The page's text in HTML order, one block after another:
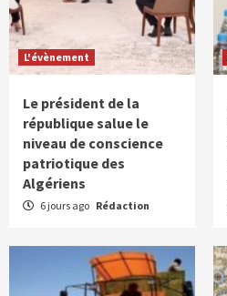
L'évènement
Le président de la
république salue le
niveau de conscience
patriotique des
Algériens
6 jours ago Rédaction